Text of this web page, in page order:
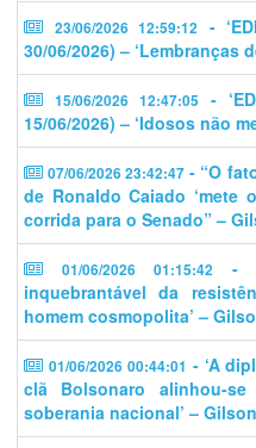
23/06/2026 12:59:12
-
30/06/2026) – ‘Lembranças
15/06/2026 12:47:05
-
15/06/2026) – ‘Idosos não
07/06/2026 23:42:47 - “O
de Ronaldo Caiado ‘mete
corrida para o Senado” –
01/06/2026 01:15:42
-
inquebrantável da
homem cosmopolita’ –
01/06/2026 00:44:01 - ‘A
clã Bolsonaro alinhou-
soberania nacional’ –